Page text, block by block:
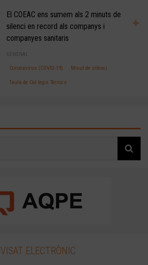
El COEAC ens sumem als 2 minuts de
silenci en record als companys i
companyes sanitaris
GENERAL
Coronavirus (COVID-19) Minut de silenci
Taula de Col·legis Tècnics
VISAT ELECTRÒNIC